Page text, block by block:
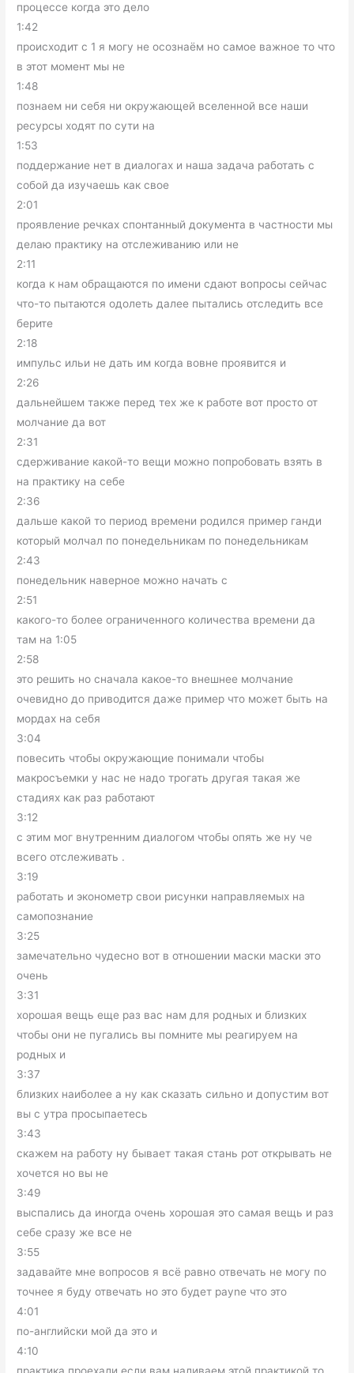
процессе когда это дело
1:42
происходит с 1 я могу не осознаём но самое важное то что
в этот момент мы не
1:48
познаем ни себя ни окружающей вселенной все наши
ресурсы ходят по сути на
1:53
поддержание нет в диалогах и наша задача работать с
собой да изучаешь как свое
2:01
проявление речках спонтанный документа в частности мы
делаю практику на отслеживанию или не
2:11
когда к нам обращаются по имени сдают вопросы сейчас
что-то пытаются одолеть далее пытались отследить все
берите
2:18
импульс ильи не дать им когда вовне проявится и
2:26
дальнейшем также перед тех же к работе вот просто от
молчание да вот
2:31
сдерживание какой-то вещи можно попробовать взять в
на практику на себе
2:36
дальше какой то период времени родился пример ганди
который молчал по понедельникам по понедельникам
2:43
понедельник наверное можно начать с
2:51
какого-то более ограниченного количества времени да
там на 1:05
2:58
это решить но сначала какое-то внешнее молчание
очевидно до приводится даже пример что может быть на
мордах на себя
3:04
повесить чтобы окружающие понимали чтобы
макросъемки у нас не надо трогать другая такая же
стадиях как раз работают
3:12
с этим мог внутренним диалогом чтобы опять же ну че
всего отслеживать .
3:19
работать и эконометр свои рисунки направляемых на
самопознание
3:25
замечательно чудесно вот в отношении маски маски это
очень
3:31
хорошая вещь еще раз вас нам для родных и близких
чтобы они не пугались вы помните мы реагируем на
родных и
3:37
близких наиболее а ну как сказать сильно и допустим вот
вы с утра просыпаетесь
3:43
скажем на работу ну бывает такая стань рот открывать не
хочется но вы не
3:49
выспались да иногда очень хорошая это самая вещь и раз
себе сразу же все не
3:55
задавайте мне вопросов я всё равно отвечать не могу по
точнее я буду отвечать но это будет payne что это
4:01
по-английски мой да это и
4:10